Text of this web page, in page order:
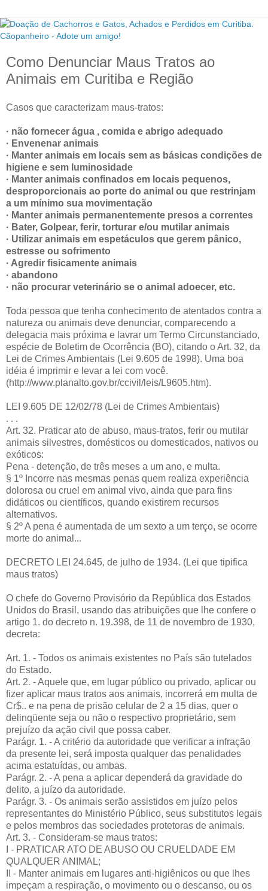
Como Denunciar Maus Tratos ao
Animais em Curitiba e Região
Casos que caracterizam maus-tratos:
· não fornecer água , comida e abrigo adequado
· Envenenar animais
· Manter animais em locais sem as básicas condições de
higiene e sem luminosidade
· Manter animais confinados em locais pequenos,
desproporcionais ao porte do animal ou que restrinjam
a um mínimo sua movimentação
· Manter animais permanentemente presos a correntes
· Bater, Golpear, ferir, torturar e/ou mutilar animais
· Utilizar animais em espetáculos que gerem pânico,
estresse ou sofrimento
· Agredir fisicamente animais
· abandono
· não procurar veterinário se o animal adoecer, etc.
Toda pessoa que tenha conhecimento de atentados contra a
natureza ou animais deve denunciar, comparecendo a
delegacia mais próxima e lavrar um Termo Circunstanciado,
espécie de Boletim de Ocorrência (BO), citando o Art. 32, da
Lei de Crimes Ambientais (Lei 9.605 de 1998). Uma boa
idéia é imprimir e levar a lei com você.
(http://www.planalto.gov.br/ccivil/leis/L9605.htm).
LEI 9.605 DE 12/02/78 (Lei de Crimes Ambientais)
. . .
Art. 32. Praticar ato de abuso, maus-tratos, ferir ou mutilar
animais silvestres, domésticos ou domesticados, nativos ou
exóticos:
Pena - detenção, de três meses a um ano, e multa.
§ 1º Incorre nas mesmas penas quem realiza experiência
dolorosa ou cruel em animal vivo, ainda que para fins
didáticos ou científicos, quando existirem recursos
alternativos.
§ 2º A pena é aumentada de um sexto a um terço, se ocorre
morte do animal...
DECRETO LEI 24.645, de julho de 1934. (Lei que tipifica
maus tratos)
O chefe do Governo Provisório da República dos Estados
Unidos do Brasil, usando das atribuições que lhe confere o
artigo 1. do decreto n. 19.398, de 11 de novembro de 1930,
decreta:
Art. 1. - Todos os animais existentes no País são tutelados
do Estado.
Art. 2. - Aquele que, em lugar público ou privado, aplicar ou
fizer aplicar maus tratos aos animais, incorrerá em multa de
Cr$.. e na pena de prisão celular de 2 a 15 dias, quer o
delinqüente seja ou não o respectivo proprietário, sem
prejuízo da ação civil que possa caber.
Parágr. 1. - A critério da autoridade que verificar a infração
da presente lei, será imposta qualquer das penalidades
acima estatuídas, ou ambas.
Parágr. 2. - A pena a aplicar dependerá da gravidade do
delito, a juízo da autoridade.
Parágr. 3. - Os animais serão assistidos em juízo pelos
representantes do Ministério Público, seus substitutos legais
e pelos membros das sociedades protetoras de animais.
Art. 3. - Consideram-se maus tratos:
I - PRATICAR ATO DE ABUSO OU CRUELDADE EM
QUALQUER ANIMAL;
II - Manter animais em lugares anti-higiênicos ou que lhes
impeçam a respiração, o movimento ou o descanso, ou os